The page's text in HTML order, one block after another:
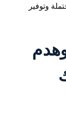
وتوفير